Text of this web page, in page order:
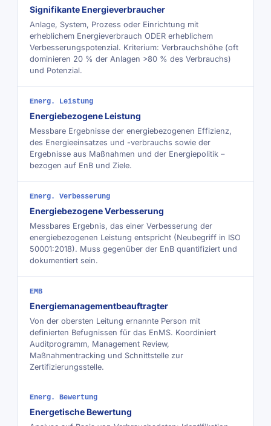
Signifikante Energieverbraucher
Anlage, System, Prozess oder Einrichtung mit
erheblichem Energieverbrauch ODER erheblichem
Verbesserungspotenzial. Kriterium: Verbrauchshöhe (oft
dominieren 20 % der Anlagen >80 % des Verbrauchs)
und Potenzial.
Energ. Leistung
Energiebezogene Leistung
Messbare Ergebnisse der energiebezogenen Effizienz,
des Energieeinsatzes und -verbrauchs sowie der
Ergebnisse aus Maßnahmen und der Energiepolitik –
bezogen auf EnB und Ziele.
Energ. Verbesserung
Energiebezogene Verbesserung
Messbares Ergebnis, das einer Verbesserung der
energiebezogenen Leistung entspricht (Neubegriff in ISO
50001:2018). Muss gegenüber der EnB quantifiziert und
dokumentiert sein.
EMB
Energiemanagementbeauftragter
Von der obersten Leitung ernannte Person mit
definierten Befugnissen für das EnMS. Koordiniert
Auditprogramm, Management Review,
Maßnahmentracking und Schnittstelle zur
Zertifizierungsstelle.
Energ. Bewertung
Energetische Bewertung